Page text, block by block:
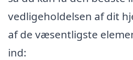
vedligeholdelsen af dit
af de væsentligste
ind: